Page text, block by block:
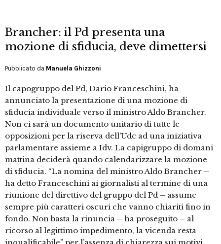
Brancher: il Pd presenta una
mozione di sfiducia, deve dimettersi
Pubblicato da Manuela Ghizzoni
Il capogruppo del Pd, Dario Franceschini, ha
annunciato la presentazione di una mozione di
sfiducia individuale verso il ministro Aldo Brancher.
Non ci sarà un documento unitario di tutte le
opposizioni per la riserva dell’Udc ad una iniziativa
parlamentare assieme a Idv. La capigruppo di domani
mattina deciderà quando calendarizzare la mozione
di sfiducia. “La nomina del ministro Aldo Brancher –
ha detto Franceschini ai giornalisti al termine di una
riunione del direttivo del gruppo del Pd – assume
sempre più caratteri oscuri che vanno chiariti fino in
fondo. Non basta la rinuncia – ha proseguito – al
ricorso al legittimo impedimento, la vicenda resta